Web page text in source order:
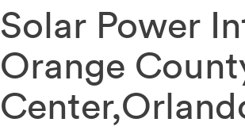
Solar Power
Orange